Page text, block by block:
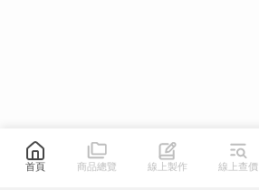
首頁 商品總覽 線上製作 線上查價